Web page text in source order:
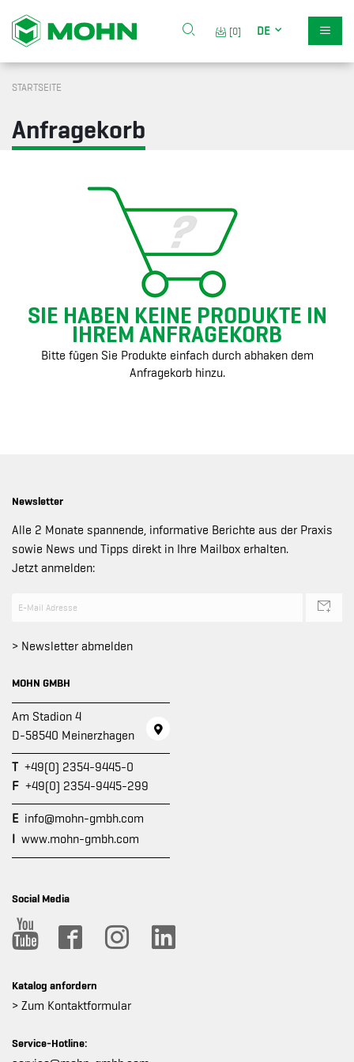
[0] DE
STARTSEITE
Anfragekorb
SIE HABEN KEINE PRODUKTE IN
IHREM ANFRAGEKORB
Bitte fügen Sie Produkte einfach durch abhaken dem
Anfragekorb hinzu.
Newsletter
Alle 2 Monate spannende, informative Berichte aus der Praxis
sowie News und Tipps direkt in Ihre Mailbox erhalten.
Jetzt anmelden:
> Newsletter abmelden
MOHN GMBH
Am Stadion 4
D-58540 Meinerzhagen
T +49(0) 2354-9445-0
F +49(0) 2354-9445-299
E info@mohn-gmbh.com
I www.mohn-gmbh.com
Social Media
Katalog anfordern
> Zum Kontaktformular
Service-Hotline: